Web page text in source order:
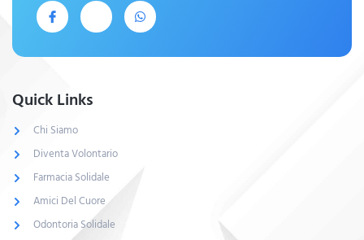
Quick Links
Chi Siamo
Diventa Volontario
Farmacia Solidale
Amici Del Cuore
Odontoria Solidale